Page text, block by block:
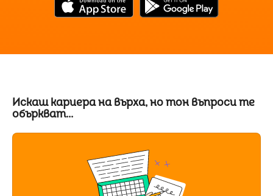
Искаш кариера на върха, но тон въпроси те
объркват...